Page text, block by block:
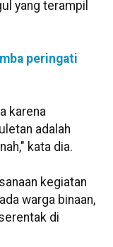
yang terampil
peringati
karena
adalah
kata dia.
kegiatan
warga binaan,
di